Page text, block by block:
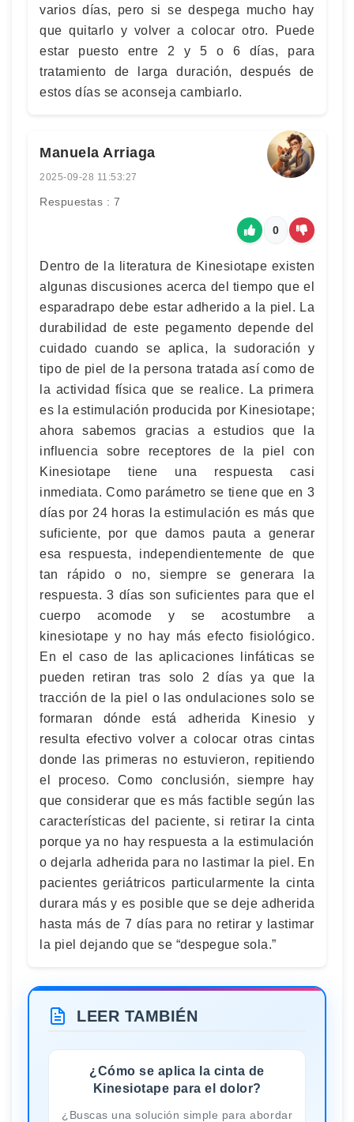
varios días, pero si se despega mucho hay
que quitarlo y volver a colocar otro. Puede
estar puesto entre 2 y 5 o 6 días, para
tratamiento de larga duración, después de
estos días se aconseja cambiarlo.
Manuela Arriaga
2025-09-28 11:53:27
Respuestas : 7
0
Dentro de la literatura de Kinesiotape existen
algunas discusiones acerca del tiempo que el
esparadrapo debe estar adherido a la piel. La
durabilidad de este pegamento depende del
cuidado cuando se aplica, la sudoración y
tipo de piel de la persona tratada así como de
la actividad física que se realice. La primera
es la estimulación producida por Kinesiotape;
ahora sabemos gracias a estudios que la
influencia sobre receptores de la piel con
Kinesiotape tiene una respuesta casi
inmediata. Como parámetro se tiene que en 3
días por 24 horas la estimulación es más que
suficiente, por que damos pauta a generar
esa respuesta, independientemente de que
tan rápido o no, siempre se generara la
respuesta. 3 días son suficientes para que el
cuerpo acomode y se acostumbre a
kinesiotape y no hay más efecto fisiológico.
En el caso de las aplicaciones linfáticas se
pueden retiran tras solo 2 días ya que la
tracción de la piel o las ondulaciones solo se
formaran dónde está adherida Kinesio y
resulta efectivo volver a colocar otras cintas
donde las primeras no estuvieron, repitiendo
el proceso. Como conclusión, siempre hay
que considerar que es más factible según las
características del paciente, si retirar la cinta
porque ya no hay respuesta a la estimulación
o dejarla adherida para no lastimar la piel. En
pacientes geriátricos particularmente la cinta
durara más y es posible que se deje adherida
hasta más de 7 días para no retirar y lastimar
la piel dejando que se “despegue sola.”
LEER TAMBIÉN
¿Cómo se aplica la cinta de
Kinesiotape para el dolor?
¿Buscas una solución simple para abordar